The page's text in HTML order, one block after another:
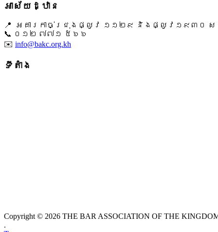
អាស័យដ្ឋាន
📍 អគារកាច់ជ្រុងផ្លូវ ១១២៩ និងផ្លូវ១៩៣០ ស
📞 ​០១២ ៧៧១ ៥៦៦
✉️ info@bakc.org.kh
ទីតាំង
Copyright © 2026 THE BAR ASSOCIATION OF THE
.